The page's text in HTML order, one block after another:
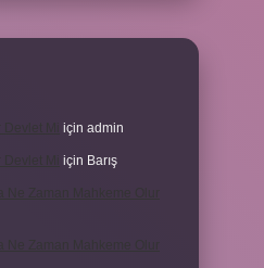
için admin
için Barış